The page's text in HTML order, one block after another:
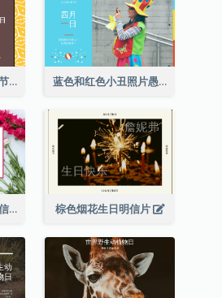
黄褐色游戏插图愚人节明信片 蓝色和红色小丑照片愚人节明信片
粉色碎花写真婚礼明信片 棕色烟花生日明信片